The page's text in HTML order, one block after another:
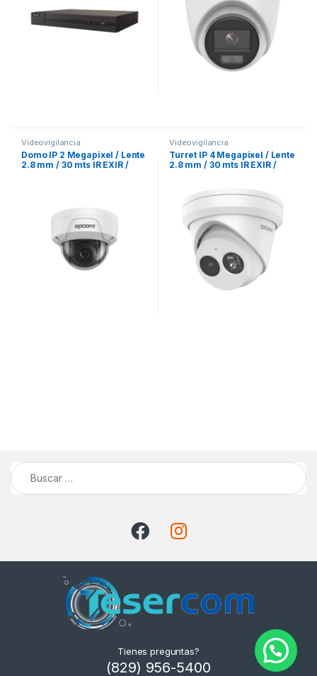
Videovigilancia
Domo IP 2 Megapixel / Lente
2.8 mm / 30 mts IR EXIR /
Videovigilancia
Turret IP 4 Megapixel / Lente
2.8 mm / 30 mts IR EXIR /
Falsas Alarmas) / Micrófono
Integrado / Ultra Baja
Iluminación
Buscar:
Tienes preguntas?
(829) 956-5400